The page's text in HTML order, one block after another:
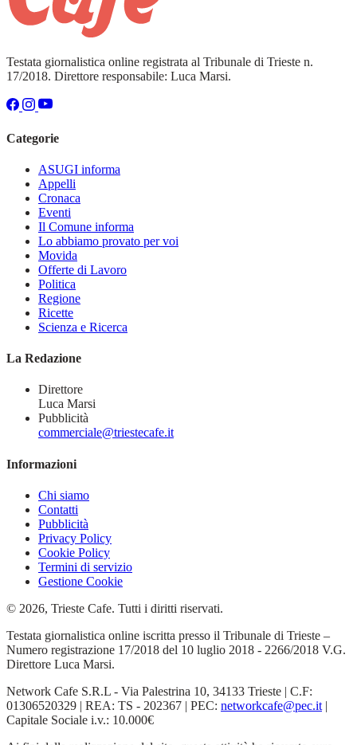
Testata giornalistica online registrata al Tribunale di Trieste n.
17/2018. Direttore responsabile: Luca Marsi.
Categorie
ASUGI informa
Appelli
Cronaca
Eventi
Il Comune informa
Lo abbiamo provato per voi
Movida
Offerte di Lavoro
Politica
Regione
Ricette
Scienza e Ricerca
La Redazione
Direttore
Luca Marsi
Pubblicità
commerciale@triestecafe.it
Informazioni
Chi siamo
Contatti
Pubblicità
Privacy Policy
Cookie Policy
Termini di servizio
Gestione Cookie
© 2026, Trieste Cafe. Tutti i diritti riservati.
Testata giornalistica online iscritta presso il Tribunale di Trieste –
Numero registrazione 17/2018 del 10 luglio 2018 - 2266/2018 V.G.
Direttore Luca Marsi.
Network Cafe S.R.L - Via Palestrina 10, 34133 Trieste | C.F:
01306520329 | REA: TS - 202367 | PEC: networkcafe@pec.it |
Capitale Sociale i.v.: 10.000€